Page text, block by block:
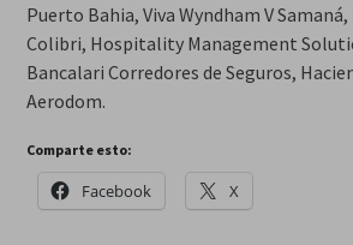
Puerto Bahia, Viva Wyndham V
Colibri, Hospitality Management
Bancalari Corredores de Seguros,
Aerodom.
Comparte esto:
Facebook X